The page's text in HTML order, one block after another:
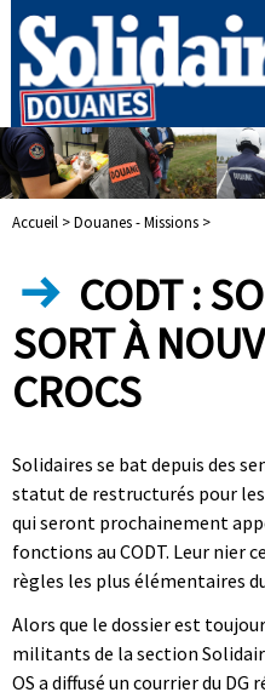
Accueil >Douanes - Missions >
CODT :
SORT À
CROCS
Solidaires se bat depuis des
statut de restructurés pour
qui seront prochainement
fonctions au CODT. Leur nier
règles les plus élémentaires
Alors que le dossier est
militants de la section
OS a diffusé un courrier du DG